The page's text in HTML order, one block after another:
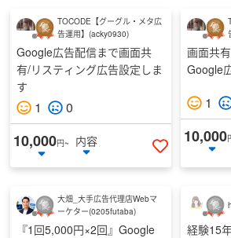
TOCODE【グーグル・メタ広
告運用】(acky0930)
Google広告配信まで画面共
有/リスティング広告設定しま
す
1 0
10,000円~
内容
いいねする
画面共
Google
1
10,000
大畑_大手広告代理店Webマ
ーケター(0205futaba)
『1回5,000円×2回』Google
経験15